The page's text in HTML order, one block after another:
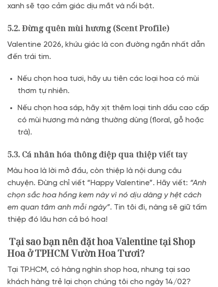
xanh sẽ tạo cảm giác dịu mắt và nổi bật.
5.2. Đừng quên mùi hương (Scent Profile)
Valentine 2026, khứu giác là con đường ngắn nhất dẫn
đến trái tim.
Nếu chọn hoa tươi, hãy ưu tiên các loại hoa có mùi
thơm tự nhiên.
Nếu chọn hoa sáp, hãyxịt thêm loại tinh dầu cao cấp
có mùi hương mà nàng thường dùng (floral, gỗ hoặc
trà).
5.3. Cá nhân hóa thông điệp qua thiệp viết tay
Màu hoa là lời mở đầu, còn thiệp là nội dung câu
chuyện. Đừng chỉ viết “Happy Valentine”. Hãy viết: “Anh
chọn sắc hoa hồng kem này vì nó dịu dàng y hệt cách
em quan tâm anh mỗi ngày”. Tin tôi đi, nàng sẽ giữ tấm
thiệp đó lâu hơn cả bó hoa!
Tại sao bạn nên đặt hoa Valentine tại Shop
Hoa ở TPHCM Vườn Hoa Tươi?
Tại TP.HCM, có hàng nghìn shop hoa, nhưng tại sao
khách hàng trẻ lại chọn chúng tôi cho ngày 14/02?